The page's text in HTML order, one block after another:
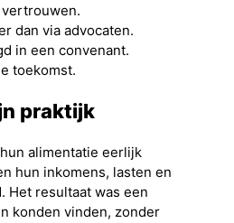
dan via advocaten.
in een convenant.
toekomst.
praktijk
alimentatie eerlijk
hun inkomens, lasten en
Het resultaat was een
konden vinden, zonder